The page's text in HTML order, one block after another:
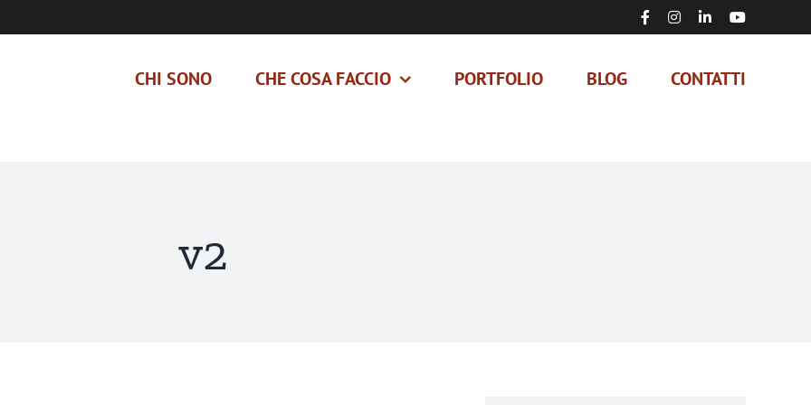
FacebookInstagram
LinkedInYouTube
CHI SONO CHE COSA FACCIO PORTFOLIO BLOG CONTATTI
v2